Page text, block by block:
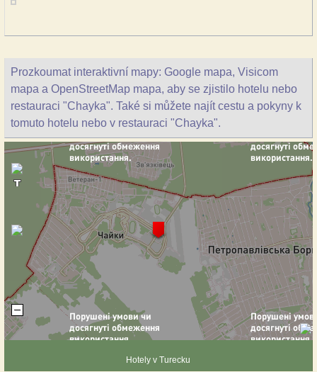
Prozkoumat interaktivní mapy: Google mapa, Visicom
mapa a OpenStreetMap mapa, aby se zjistilo hotelu nebo
restauraci "Chayka". Také si můžete najít cestu a pokyny k
tomuto hotelu nebo v restauraci "Chayka".
Hotely v Turecku